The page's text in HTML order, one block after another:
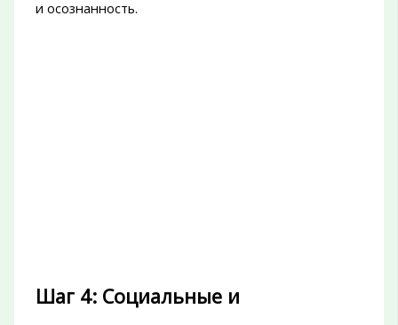
и осознанность.
Шаг 4: Социальные и